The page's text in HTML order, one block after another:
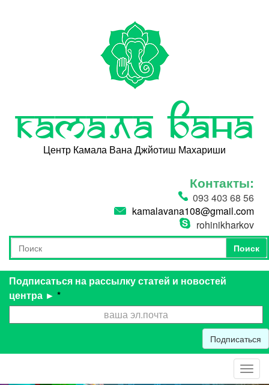
Камала Вана
Центр Камала Вана Джйотиш Махариши
Контакты:
093 403 68 56
kamalavana108@gmail.com
rohinikharkov
Форма поиска
Поиск
Поиск
Подписаться на рассылку статей и новостей
центра ► *
Подписаться